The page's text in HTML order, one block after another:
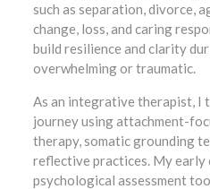
such as separation, divorce,
change, loss, and caring
build resilience and clarity
overwhelming or traumatic.
As an integrative therapist, I
journey using attachment-
therapy, somatic grounding
reflective practices. My early
psychological assessment